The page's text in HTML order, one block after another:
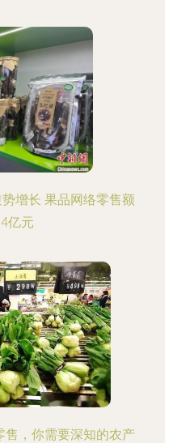
增长 果品网络零售额
亿元
，你需要深知的农产